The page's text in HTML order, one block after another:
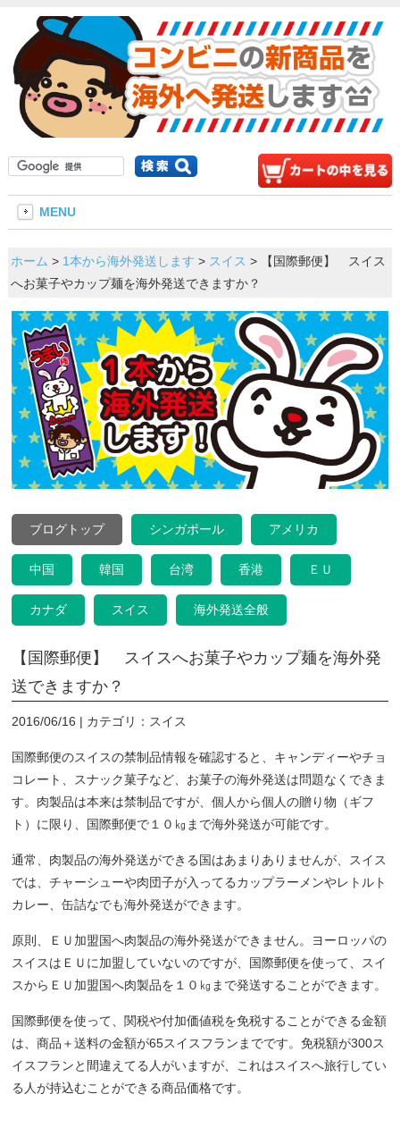
MENU
ホーム > 1本から海外発送します > スイス > 【国際郵便】 スイス
へお菓子やカップ麺を海外発送できますか？
ブログトップ シンガポール アメリカ
中国 韓国 台湾 香港 ＥＵ
カナダ スイス 海外発送全般
【国際郵便】 スイスへお菓子やカップ麺を海外発
送できますか？
2016/06/16 | カテゴリ：スイス
国際郵便のスイスの禁制品情報を確認すると、キャンディーやチョ
コレート、スナック菓子など、お菓子の海外発送は問題なくできま
す。肉製品は本来は禁制品ですが、個人から個人の贈り物（ギフ
ト）に限り、国際郵便で１０㎏まで海外発送が可能です。
通常、肉製品の海外発送ができる国はあまりありませんが、スイス
では、チャーシューや肉団子が入ってるカップラーメンやレトルト
カレー、缶詰なでも海外発送ができます。
原則、ＥＵ加盟国へ肉製品の海外発送ができません。ヨーロッパの
スイスはＥＵに加盟していないのですが、国際郵便を使って、スイ
スからＥＵ加盟国へ肉製品を１０㎏まで発送することができます。
国際郵便を使って、関税や付加価値税を免税することができる金額
は、商品＋送料の金額が65スイスフランまでです。免税額が300ス
イスフランと間違えてる人がいますが、これはスイスへ旅行してい
る人が持込むことができる商品価格です。